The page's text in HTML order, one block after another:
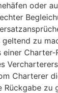
oder
zu
einer
Charterer
Rückgabe zu